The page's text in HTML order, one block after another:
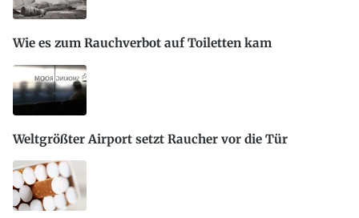
Wie es zum Rauchverbot auf Toiletten kam
Weltgrößter Airport setzt Raucher vor die Tür